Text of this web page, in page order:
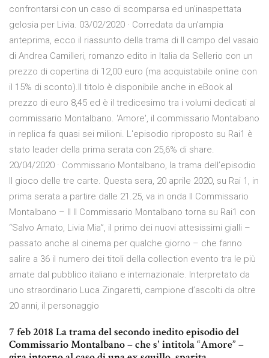
confrontarsi con un caso di scomparsa ed un'inaspettata
gelosia per Livia. 03/02/2020 · Corredata da un’ampia
anteprima, ecco il riassunto della trama di Il campo del vasaio
di Andrea Camilleri, romanzo edito in Italia da Sellerio con un
prezzo di copertina di 12,00 euro (ma acquistabile online con
il 15% di sconto).Il titolo è disponibile anche in eBook al
prezzo di euro 8,45 ed è il tredicesimo tra i volumi dedicati al
commissario Montalbano. 'Amore', il commissario Montalbano
in replica fa quasi sei milioni. L'episodio riproposto su Rai1 è
stato leader della prima serata con 25,6% di share.
20/04/2020 · Commissario Montalbano, la trama dell’episodio
Il gioco delle tre carte. Questa sera, 20 aprile 2020, su Rai 1, in
prima serata a partire dalle 21.25, va in onda Il Commissario
Montalbano – Il Il Commissario Montalbano torna su Rai1 con
“Salvo Amato, Livia Mia”, il primo dei nuovi attesissimi gialli –
passato anche al cinema per qualche giorno – che fanno
salire a 36 il numero dei titoli della collection evento tra le più
amate dal pubblico italiano e internazionale. Interpretato da
uno straordinario Luca Zingaretti, campione d’ascolti da oltre
20 anni, il personaggio
7 feb 2018 La trama del secondo inedito episodio del
Commissario Montalbano – che s' intitola “Amore” –